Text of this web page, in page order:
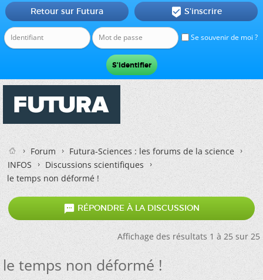
Se souvenir de moi ?
Retour sur Futura  S'inscrire
Forum
Futura-Sciences : les forums de la science
INFOS
Discussions scientifiques
le temps non déformé !
 RÉPONDRE À LA DISCUSSION
Affichage des résultats 1 à 25 sur 25
le temps non déformé !